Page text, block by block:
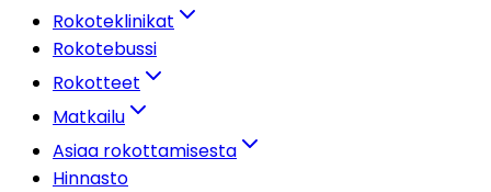
Rokoteklinikat
Rokotebussi
Rokotteet
Matkailu
Asiaa rokottamisesta
Hinnasto